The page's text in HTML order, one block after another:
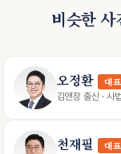
비슷한
오정환 대표
김앤장 출신 · 사
천재필 대표